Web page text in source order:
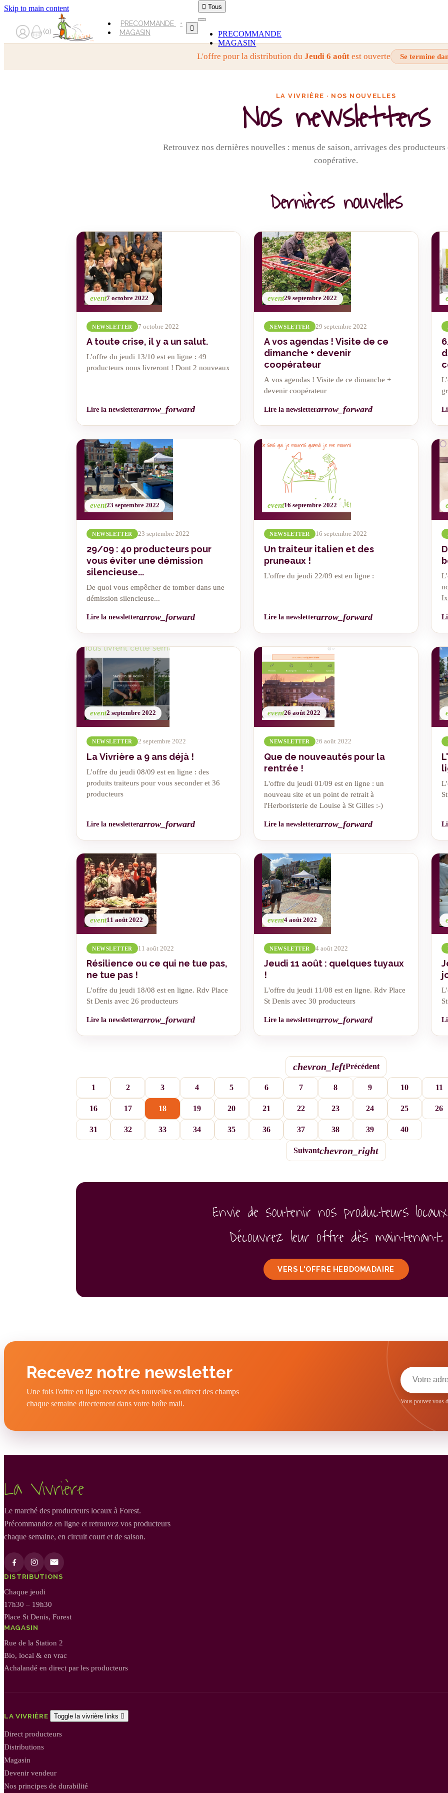
Skip to main content
PRECOMMANDE
MAGASIN

 Tous
PRECOMMANDE
MAGASIN
0
L'offre pour la distribution duJeudi 6 août est ouverte Se termine
LA VIVRIÈRE · NOS NOUVELLES
Nos newsletters
Retrouvez nos dernières nouvelles : menus de saison, arrivages des
coopérative.
Dernières nouvelles
event7 octobre 2022
NEWSLETTER 7 octobre 2022
A toute crise, il y a un salut.
L'offre du jeudi 13/10 est en ligne : 49
producteurs nous livreront ! Dont 2 nouveaux
Lire la newsletterarrow_forward
event29 septembre 2022
NEWSLETTER 29 septembre 2022
A vos agendas ! Visite de ce
dimanche + devenir
coopérateur
A vos agendas ! Visite de ce dimanche +
devenir coopérateur
Lire la newsletterarrow_forward
event23 septembre 2022
NEWSLETTER 23 septembre 2022
29/09 : 40 producteurs pour
vous éviter une démission
silencieuse...
De quoi vous empêcher de tomber dans une
démission silencieuse...
Lire la newsletterarrow_forward
event16 septembre 2022
NEWSLETTER 16 septembre 2022
Un traiteur italien et des
pruneaux !
L'offre du jeudi 22/09 est en ligne :
Lire la newsletterarrow_forward
event2 septembre 2022
NEWSLETTER 2 septembre 2022
La Vivrière a 9 ans déjà !
L'offre du jeudi 08/09 est en ligne : des
produits traiteurs pour vous seconder et 36
producteurs
Lire la newsletterarrow_forward
event26 août 2022
NEWSLETTER 26 août 2022
Que de nouveautés pour la
rentrée !
L'offre du jeudi 01/09 est en ligne : un
nouveau site et un point de retrait à
l'Herboristerie de Louise à St Gilles :-)
Lire la newsletterarrow_forward
event11 août 2022
NEWSLETTER 11 août 2022
Résilience ou ce qui ne tue pas,
ne tue pas !
L'offre du jeudi 18/08 est en ligne. Rdv Place
St Denis avec 26 producteurs
Lire la newsletterarrow_forward
event4 août 2022
NEWSLETTER 4 août 2022
Jeudi 11 août : quelques tuyaux
!
L'offre du jeudi 11/08 est en ligne. Rdv Place
St Denis avec 30 producteurs
Lire la newsletterarrow_forward
chevron_leftPrécédent
1 2 3 4 5 6 7 8 9 10 11
16 17 18 19 20 21 22 23 24 25 26
31 32 33 34 35 36 37 38 39 40
Suivantchevron_right
Envie de soutenir nos producteurs
Découvrez leur offre dès maintenant.
VERS L'OFFRE HEBDOMADAIRE
Recevez notre newsletter
Une fois l'offre en ligne recevez des nouvelles en direct des champs
chaque semaine directement dans votre boîte mail.
Vous pouvez vous
La Vivrière
Le marché des producteurs locaux à Forest.
Précommandez en ligne et retrouvez vos producteurs
chaque semaine, en circuit court et de saison.
DISTRIBUTIONS
Chaque jeudi
17h30 – 19h30
Place St Denis, Forest
MAGASIN
Rue de la Station 2
Bio, local & en vrac
Achalandé en direct par les producteurs
LA VIVRIÈRE Toggle la vivrière links 
Direct producteurs
Distributions
Magasin
Devenir vendeur
Nos principes de durabilité